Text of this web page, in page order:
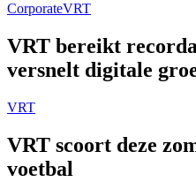
CorporateVRT
VRT bereikt
versnelt digitale
VRT
VRT scoort deze
voetbal